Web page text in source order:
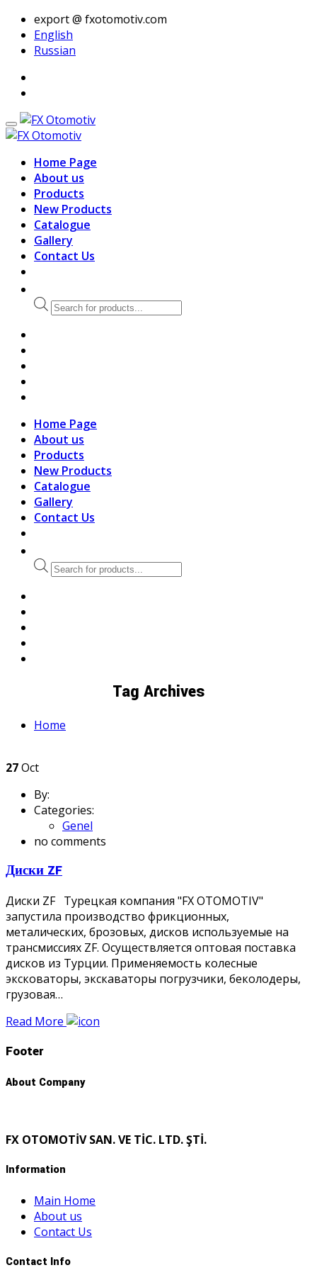
export @ fxotomotiv.com
English
Russian
Home Page
About us
Products
New Products
Catalogue
Gallery
Contact Us
Products
search
Home Page
About us
Products
New Products
Catalogue
Gallery
Contact Us
Products
search
Tag Archives
Home
27Oct
By:
Categories:
Genel
no comments
Диски ZF
Диски ZF Турецкая компания "FX OTOMOTIV"
запустила производство фрикционных,
металических, брозовых, дисков используемые на
трансмиссиях ZF. Осуществляется оптовая поставка
дисков из Турции. Применяемость колесные
эксковаторы, экскаваторы погрузчики, беколодеры,
грузовая…
Read More
Footer
About Company
FX OTOMOTİV SAN. VE TİC. LTD. ŞTİ.
Information
Main Home
About us
Contact Us
Contact Info